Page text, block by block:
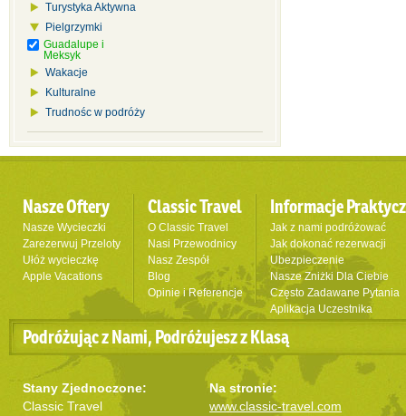
Turystyka Aktywna
Pielgrzymki
Guadalupe i
Meksyk
Wakacje
Kulturalne
Trudnośc w podróży
Nasze Oftery
Nasze Wycieczki
Zarezerwuj Przeloty
Ułóż wycieczkę
Apple Vacations
Classic Travel
O Classic Travel
Nasi Przewodnicy
Nasz Zespół
Blog
Opinie i Referencje
Informacje
Jak z nami podróżować
Jak dokonać rezerwacji
Ubezpieczenie
Nasze Zniżki Dla Ciebie
Często Zadawane Pytania
Aplikacja Uczestnika
Podróżując z Nami, Podróżujesz z Klasą
Stany Zjednoczone:
Classic Travel
Na stronie:
www.classic-travel.com